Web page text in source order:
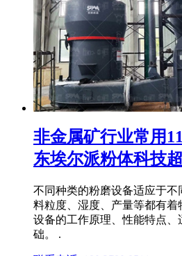
非金属矿行业常用
东埃尔派粉体科技
不同种类的粉磨设备适应于
料粒度、湿度、产量等都有
设备的工作原理、性能特点
础。 .